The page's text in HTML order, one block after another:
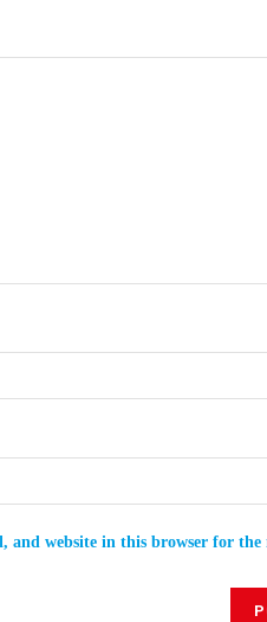
and website in this browser for the